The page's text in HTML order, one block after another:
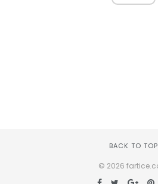
BACK TO TOP
© 2026